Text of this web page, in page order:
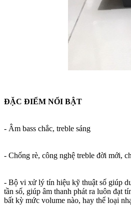
ĐẶC ĐIỂM NỔI BẬT
- Âm bass chắc, treble sáng
- Chống rè, công nghệ treble đời mới,
- Bộ vi xử lý tín hiệu kỹ thuật số giúp
tần số, giúp âm thanh phát ra luôn đạt
bất kỳ mức volume nào, hay thể loại